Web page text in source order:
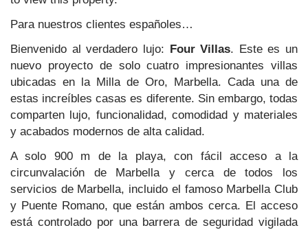
Para nuestros clientes españoles…
Bienvenido al verdadero lujo: Four Villas. Este es un
nuevo proyecto de solo cuatro impresionantes villas
ubicadas en la Milla de Oro, Marbella. Cada una de
estas increíbles casas es diferente. Sin embargo, todas
comparten lujo, funcionalidad, comodidad y materiales
y acabados modernos de alta calidad.
A solo 900 m de la playa, con fácil acceso a la
circunvalación de Marbella y cerca de todos los
servicios de Marbella, incluido el famoso Marbella Club
y Puente Romano, que están ambos cerca. El acceso
está controlado por una barrera de seguridad vigilada